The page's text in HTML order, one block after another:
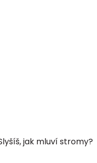
jak mluví stromy?